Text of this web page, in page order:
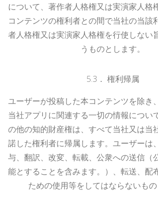
について、著作者人格権又は実演家人格
コンテンツの権利者との間で当社の当該
者人格権又は実演家人格権を行使しない
うものとします。
5.3 ． 権利帰属
ユーザーが投稿した本コンテンツを除き
当社アプリに関連する一切の情報につい
の他の知的財産権は、すべて当社又は当
諾した権利者に帰属します。ユーザーは
与、翻訳、改変、転載、公衆への送信（
能とすることを含みます。）、転送、配
ための使用等をしてはならないもの